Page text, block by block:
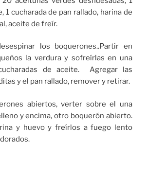
1 cucharada de pan rallado, harina de
aceite de freír.
los boquerones..Partir en
la verdura y sofreírlas en una
de aceite. Agregar las
y el pan rallado, remover y retirar.
abiertos, verter sobre el una
y encima, otro boquerón abierto.
y huevo y freírlos a fuego lento